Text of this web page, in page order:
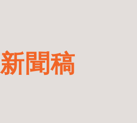
新聞稿